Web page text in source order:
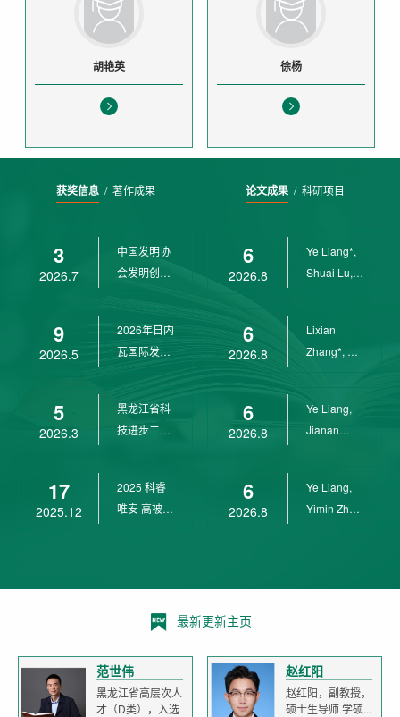
胡艳英 徐杨
获奖信息/ 著作成果
3
2026.7
中国发明协
会发明创业
9
2026.5
2026年日内
瓦国际发明
5
2026.3
黑龙江省科
技进步二等
17
2025.12
2025 科睿
唯安 高被引
论文成果/ 科研项目
6
2026.8
Ye Liang*,
Shuai Lu,
6
2026.8
Lixian
Zhang*, Ye
6
2026.8
Ye Liang,
Jianan
6
2026.8
Ye Liang,
Yimin Zhu,
最新更新主页
范世伟
黑龙江省高层次人
才（D类），入选
赵红阳
赵红阳，副教授，
硕士生导师 学硕...